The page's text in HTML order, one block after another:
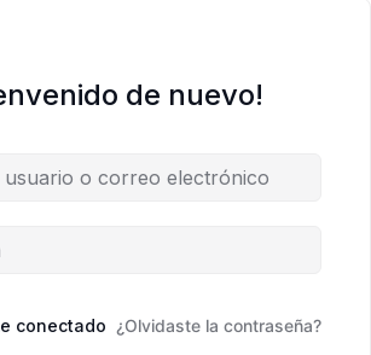
de nuevo!
conectado ¿Olvidaste la contraseña?